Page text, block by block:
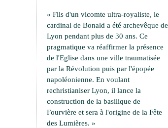
« Fils d'un vicomte ultra-royaliste, le
cardinal de Bonald a été archevêque de
Lyon pendant plus de 30 ans. Ce
pragmatique va réaffirmer la présence
de l'Eglise dans une ville traumatisée
par la Révolution puis par l'épopée
napoléonienne. En voulant
rechristianiser Lyon, il lance la
construction de la basilique de
Fourvière et sera à l'origine de la Fête
des Lumières. »